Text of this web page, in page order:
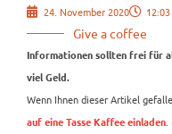
24. November 2020 12:03
Give a coffee
Informationen sollten frei für
viel Geld.
Wenn Ihnen dieser Artikel
auf eine Tasse Kaffee einladen